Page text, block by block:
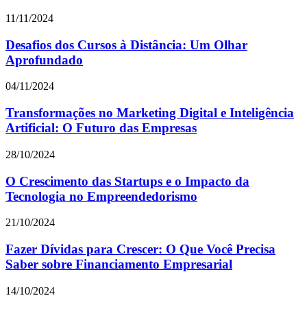
11/11/2024
Desafios dos Cursos à Distância: Um Olhar
Aprofundado
04/11/2024
Transformações no Marketing Digital e Inteligência
Artificial: O Futuro das Empresas
28/10/2024
O Crescimento das Startups e o Impacto da
Tecnologia no Empreendedorismo
21/10/2024
Fazer Dívidas para Crescer: O Que Você Precisa
Saber sobre Financiamento Empresarial
14/10/2024